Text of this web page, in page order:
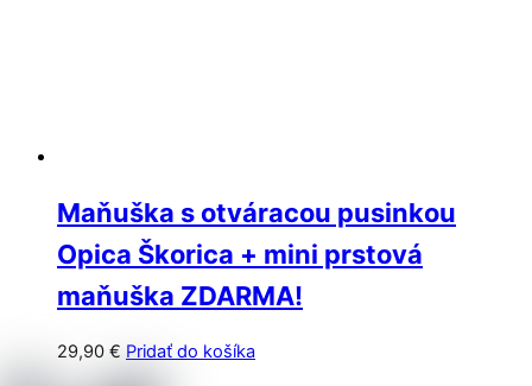
Maňuška s otváracou pusinkou
Opica Škorica + mini prstová
maňuška ZDARMA!
29,90 € Pridať do košíka